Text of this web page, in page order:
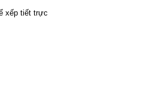
xếp tiết trực